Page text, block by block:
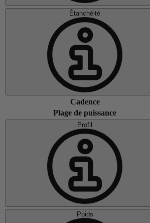
Étanchéité
Cadence
Plage de puissance
Profil
Poids